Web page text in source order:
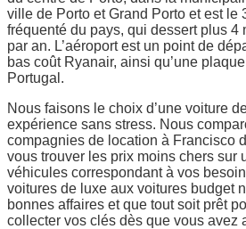
ville de Porto et Grand Porto et est le
fréquenté du pays, qui dessert plus 4
par an. L’aéroport est un point de
bas coût Ryanair, ainsi qu’une
Portugal.
Nous faisons le choix d’une voiture
expérience sans stress. Nous
compagnies de location à Francisco
vous trouver les prix moins chers sur
véhicules correspondant à vos
voitures de luxe aux voitures budget
bonnes affaires et que tout soit prêt
collecter vos clés dès que vous avez